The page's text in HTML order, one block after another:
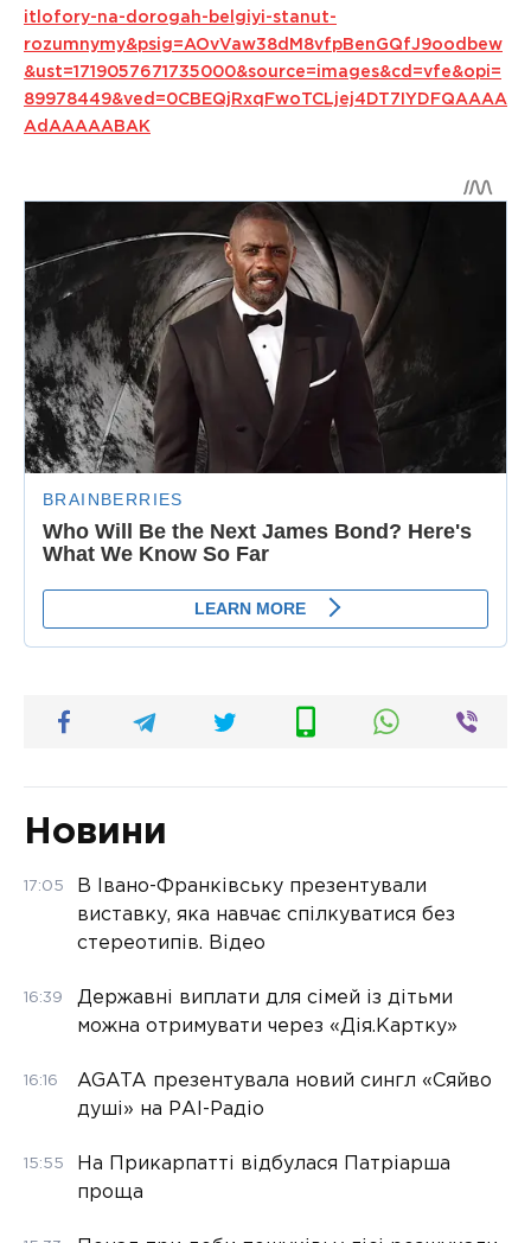
itlofory-na-dorogah-belgiyi-stanut-
rozumnymy&psig=AOvVaw38dM8vfpBenGQfJ9oodbew
&ust=1719057671735000&source=images&cd=vfe&opi=
89978449&ved=0CBEQjRxqFwoTCLjej4DT7IYDFQAAAA
AdAAAAABAK
Новини
17:05
В Івано-Франківську презентували
виставку, яка навчає спілкуватися без
стереотипів. Відео
16:39
Державні виплати для сімей із дітьми
можна отримувати через «Дія.Картку»
16:16
AGATA презентувала новий сингл «Сяйво
душі» на РАІ-Радіо
15:55
На Прикарпатті відбулася Патріарша
проща